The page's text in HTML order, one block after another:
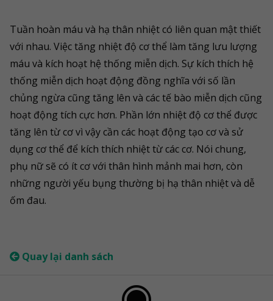
Tuần hoàn máu và hạ thân nhiệt có liên quan mật thiết
với nhau. Việc tăng nhiệt độ cơ thể làm tăng lưu lượng
máu và kích hoạt hệ thống miễn dịch. Sự kích thích hệ
thống miễn dịch hoạt động đồng nghĩa với số lần
chủng ngừa cũng tăng lên và các tế bào miễn dịch cũng
hoạt động tích cực hơn. Phần lớn nhiệt độ cơ thể được
tăng lên từ cơ vì vậy cần các hoạt động tạo cơ và sử
dụng cơ thể để kích thích nhiệt từ các cơ. Nói chung,
phụ nữ sẽ có ít cơ với thân hình mảnh mai hơn, còn
những người yếu bụng thường bị hạ thân nhiệt và dễ
ốm đau.
Quay lại danh sách